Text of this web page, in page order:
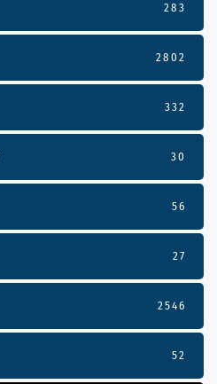
283
2802
332
30
56
27
2546
52